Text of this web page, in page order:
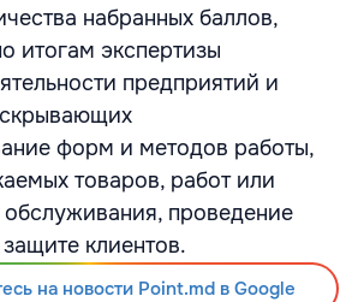
набранных баллов,
итогам экспертизы
предприятий и
форм и методов работы,
товаров, работ или
обслуживания, проведение
клиентов.
на новости Point.md в Google